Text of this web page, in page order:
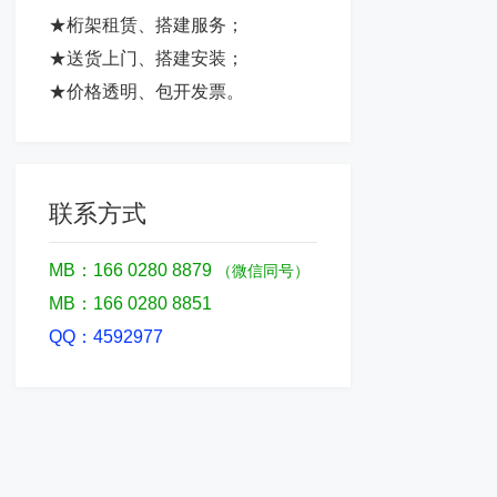
★桁架租赁、搭建服务；
★送货上门、搭建安装；
★价格透明、包开发票。
联系方式
MB：166 0280 8879 （微信同号）
MB：166 0280 8851
QQ：4592977